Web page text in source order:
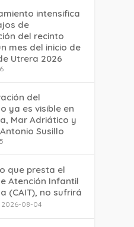
intensifica
de
del recinto
mes del inicio de
Utrera 2026
del
ya es visible en
Mar Adriático y
Susillo
que presta el
Atención Infantil
(CAIT), no sufrirá
2026-08-04